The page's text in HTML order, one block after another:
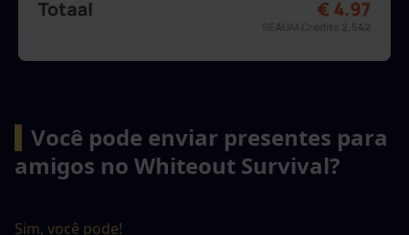
Você pode enviar presentes para
amigos no Whiteout Survival?
Sim, você pode!